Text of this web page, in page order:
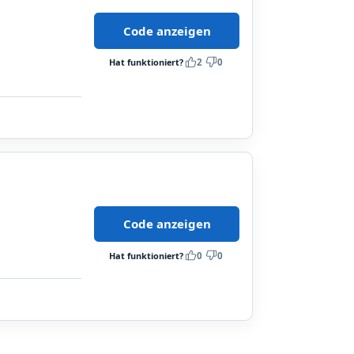
Code anzeigen
Hat funktioniert? 2 0
Code anzeigen
Hat funktioniert? 0 0